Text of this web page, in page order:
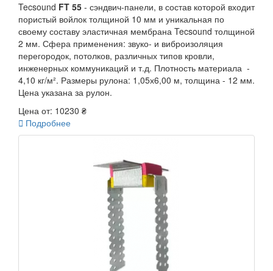
Tecsound FT 55 - сэндвич-панели, в состав которой входит
пористый войлок толщиной 10 мм и уникальная по
своему составу эластичная мембрана Tecsound толщиной
2 мм. Сфера применения: звуко- и виброизоляция
перегородок, потолков, различных типов кровли,
инженерных коммуникаций и т.д. Плотность материала -
4,10 кг/м². Размеры рулона: 1,05х6,00 м, толщина - 12 мм.
Цена указана за рулон.
Цена от: 10230 ₴
 Подробнее